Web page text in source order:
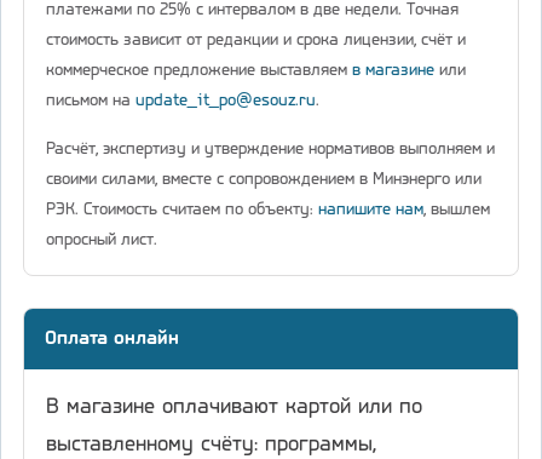
платежами по 25% с интервалом в две недели. Точная
стоимость зависит от редакции и срока лицензии, счёт и
коммерческое предложение выставляем в магазине или
письмом на update_it_po@esouz.ru.
Расчёт, экспертизу и утверждение нормативов выполняем и
своими силами, вместе с сопровождением в Минэнерго или
РЭК. Стоимость считаем по объекту: напишите нам, вышлем
опросный лист.
Оплата онлайн
В магазине оплачивают картой или по
выставленному счёту: программы,